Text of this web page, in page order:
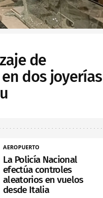
de
dos joyerías
AEROPUERTO
La Policía Nacional
efectúa controles
aleatorios en vuelos
desde Italia